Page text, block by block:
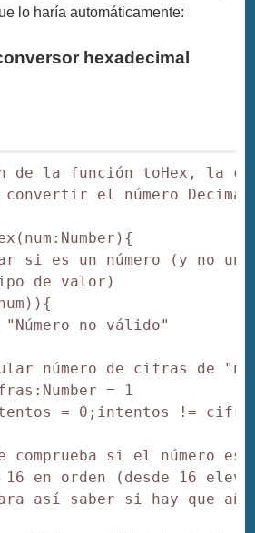
lo haría automáticamente:
hexadecimal
de la función toHex, la
convertir el número
si es un número (y no
de valor)
no válido"
de cifras de
= 1
= 0;intentos !=
si el número es
16 en orden (desde 16
saber si hay que